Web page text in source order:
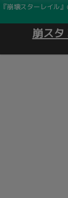
『崩壊スターレイル
崩スタ